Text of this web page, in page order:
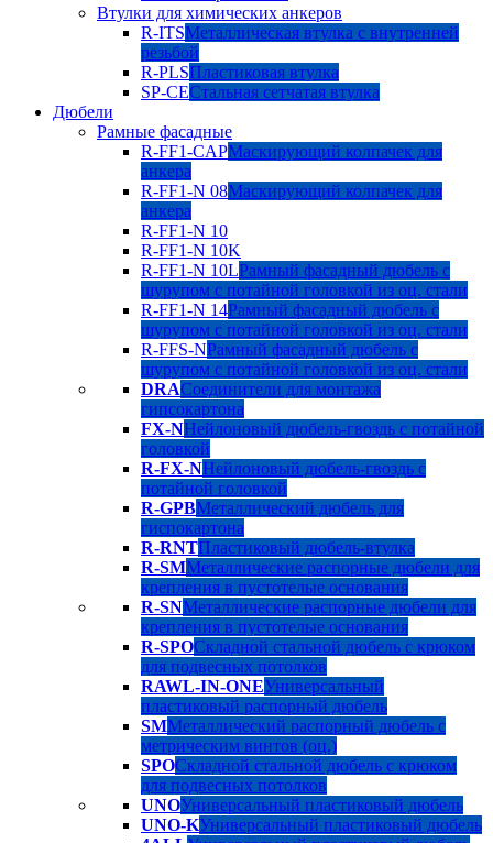
Втулки для химических анкеров
R-ITSМеталлическая втулка с внутренней
резьбой
R-PLSПластиковая втулка
SP-CEСтальная сетчатая втулка
Дюбели
Рамные фасадные
R-FF1-CAPМаскирующий колпачек для
анкера
R-FF1-N 08Маскирующий колпачек для
анкера
R-FF1-N 10
R-FF1-N 10K
R-FF1-N 10LРамный фасадный дюбель с
шурупом с потайной головкой из оц. стали
R-FF1-N 14Рамный фасадный дюбель с
шурупом с потайной головкой из оц. стали
R-FFS-NРамный фасадный дюбель с
шурупом с потайной головкой из оц. стали
DRAСоединители для монтажа
гипсокартона
FX-NНейлоновый дюбель-гвоздь с потайной
головкой
R-FX-NНейлоновый дюбель-гвоздь с
потайной головкой
R-GPBМеталлический дюбель для
гиспокартона
R-RNTПластиковый дюбель-втулка
R-SMМеталлические распорные дюбели для
крепления в пустотелые основания
R-SNМеталлические распорные дюбели для
крепления в пустотелые основания
R-SPOСкладной стальной дюбель с крюком
для подвесных потолков
RAWL-IN-ONEУниверсальный
пластиковый распорный дюбель
SMМеталлический распорный дюбель с
метрическим винтов (оц.)
SPOСкладной стальной дюбель с крюком
для подвесных потолков
UNOУниверсальный пластиковый дюбель
UNO-KУниверсальный пластиковый дюбель